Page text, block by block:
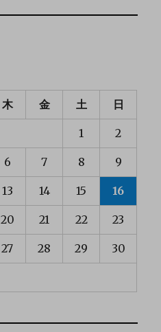
木 金 土 日
1 2
6 7 8 9
13 14 15 16
20 21 22 23
27 28 29 30